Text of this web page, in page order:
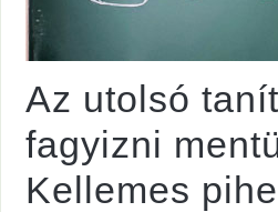
Az utolsó
fagyizni
Kellemes